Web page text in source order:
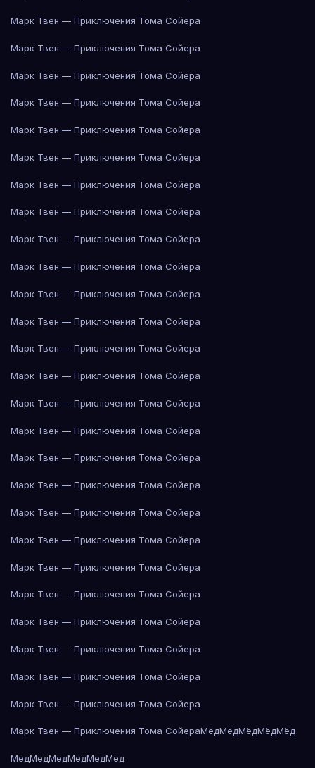
Марк Твен — Приключения Тома Сойера
Марк Твен — Приключения Тома Сойера
Марк Твен — Приключения Тома Сойера
Марк Твен — Приключения Тома Сойера
Марк Твен — Приключения Тома Сойера
Марк Твен — Приключения Тома Сойера
Марк Твен — Приключения Тома Сойера
Марк Твен — Приключения Тома Сойера
Марк Твен — Приключения Тома Сойера
Марк Твен — Приключения Тома Сойера
Марк Твен — Приключения Тома Сойера
Марк Твен — Приключения Тома Сойера
Марк Твен — Приключения Тома Сойера
Марк Твен — Приключения Тома Сойера
Марк Твен — Приключения Тома Сойера
Марк Твен — Приключения Тома Сойера
Марк Твен — Приключения Тома Сойера
Марк Твен — Приключения Тома Сойера
Марк Твен — Приключения Тома Сойера
Марк Твен — Приключения Тома Сойера
Марк Твен — Приключения Тома Сойера
Марк Твен — Приключения Тома Сойера
Марк Твен — Приключения Тома Сойера
Марк Твен — Приключения Тома Сойера
Марк Твен — Приключения Тома Сойера
Марк Твен — Приключения Тома Сойера
Марк Твен — Приключения Тома СойераМёдМёдМёдМёдМёд
МёдМёдМёдМёдМёдМёд